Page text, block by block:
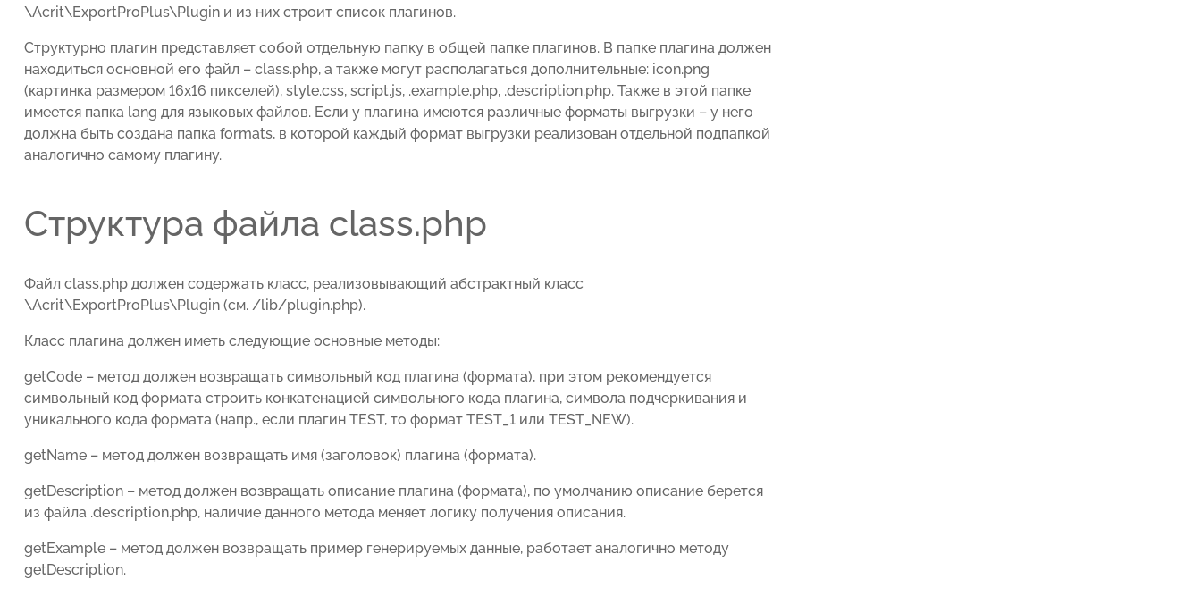
\Acrit\ExportProPlus\Plugin и из них строит список плагинов.
Структурно плагин представляет собой отдельную папку в общей папке плагинов. В папке плагина должен
находиться основной его файл – class.php, а также могут располагаться дополнительные: icon.png
(картинка размером 16х16 пикселей), style.css, script.js, .example.php, .description.php. Также в этой папке
имеется папка lang для языковых файлов. Если у плагина имеются различные форматы выгрузки – у него
должна быть создана папка formats, в которой каждый формат выгрузки реализован отдельной подпапкой
аналогично самому плагину.
Структура файла class.php
Файл class.php должен содержать класс, реализовывающий абстрактный класс
\Acrit\ExportProPlus\Plugin (см. /lib/plugin.php).
Класс плагина должен иметь следующие основные методы:
getCode – метод должен возвращать символьный код плагина (формата), при этом рекомендуется
символьный код формата строить конкатенацией символьного кода плагина, символа подчеркивания и
уникального кода формата (напр., если плагин TEST, то формат TEST_1 или TEST_NEW).
getName – метод должен возвращать имя (заголовок) плагина (формата).
getDescription – метод должен возвращать описание плагина (формата), по умолчанию описание берется
из файла .description.php, наличие данного метода меняет логику получения описания.
getExample – метод должен возвращать пример генерируемых данные, работает аналогично методу
getDescription.